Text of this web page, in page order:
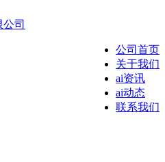
公司首页
关于我们
ai资讯
ai动态
联系我们